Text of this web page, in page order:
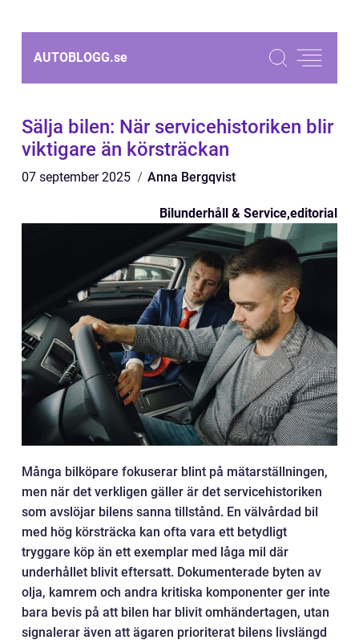
AUTOBLOGG.se
Sälja bilen: När servicehistoriken blir
viktigare än körsträckan
07 september 2025 Anna Bergqvist
Bilunderhåll & Service,editorial
Många bilköpare fokuserar blint på mätarställningen,
men när det verkligen gäller är det servicehistoriken
som avslöjar bilens sanna tillstånd. En välvårdad bil
med hög körsträcka kan ofta vara ett betydligt
tryggare köp än ett exemplar med låga mil där
underhållet blivit eftersatt. Dokumenterade byten av
olja, kamrem och andra kritiska komponenter ger inte
bara bevis på att bilen har blivit omhändertagen, utan
signalerar även att ägaren prioriterat bilens livslängd